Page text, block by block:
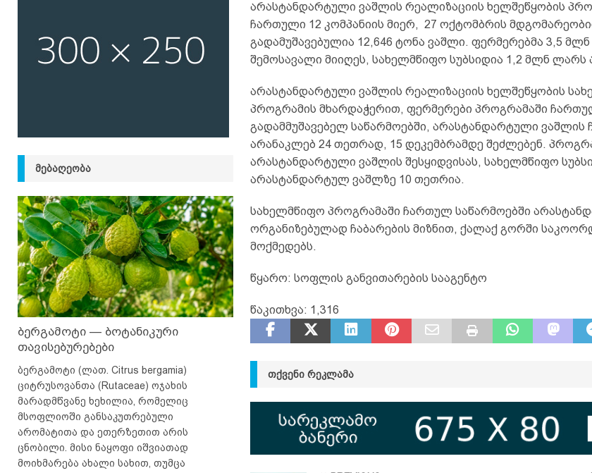
არასტანდარტული ვაშლის რეალიზაციის ხელშეწყობის
ჩართული 12 კომპანიის მიერ, 27 ოქტომბრის
გადამუშავებულია 12,646 ტონა ვაშლი. ფერმერებმა 3,5
შემოსავალი მიიღეს, სახელმწიფო სუბსიდია 1,2 მლნ ლარს
არასტანდარტული ვაშლის რეალიზაციის ხელშეწყობის
პროგრამის მხარდაჭერით, ფერმერები პროგრამაში
გადამმუშავებელ საწარმოებში, არასტანდარტული ვაშლის
არანაკლებ 24 თეთრად, 15 დეკემბრამდე შეძლებენ.
არასტანდარტული ვაშლის შესყიდვისას, სახელმწიფო
არასტანდარტულ ვაშლზე 10 თეთრია.
სახელმწიფო პროგრამაში ჩართულ საწარმოებში
ორგანიზებულად ჩაბარების მიზნით, ქალაქ გორში
მოქმედებს.
წყარო: სოფლის განვითარების სააგენტო
წაკითხვა: 1,316
ᲗᲥᲕᲔᲜᲘ ᲠᲔᲙᲚᲐᲛᲐ
ᲛᲔᲑᲐᲦᲔᲝᲑᲐ
ბერგამოტი — ბოტანიკური
თავისებურებები
ბერგამოტი (ლათ. Citrus bergamia)
ციტრუსოვანთა (Rutaceae) ოჯახის
მარადმწვანე ხეხილია, რომელიც
მსოფლიოში განსაკუთრებული
არომატითა და ეთერზეთით არის
ცნობილი. მისი ნაყოფი იშვიათად
მოიხმარება ახალი სახით, თუმცა